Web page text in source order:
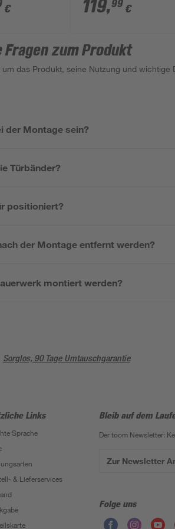
€ 119,99 €
Fragen zum Produkt
das Produkt, seine Nutzung und wichtige
der Montage sein?
Türbänder?
positioniert?
der Montage entfernt werden?
montiert werden?
Sorglos, 90 Tage Umtauschgarantie
Links
Sprache
& Lieferservices
Bleib auf dem
Der toom Newsletter:
Zur Newsletter
Folge uns